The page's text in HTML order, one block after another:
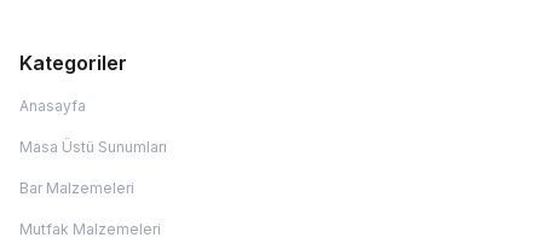
Kategoriler
Anasayfa
Masa Üstü Sunumları
Bar Malzemeleri
Mutfak Malzemeleri